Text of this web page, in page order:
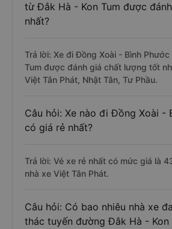
từ Đắk Hà - Kon Tum được
nhất?
Trả lời: Xe đi Đồng Xoài - Bình
Tum được đánh giá chất lượng tốt
Việt Tân Phát, Nhật Tân, Tư Phầu.
Câu hỏi: Xe nào đi Đồng Xoài -
có giá rẻ nhất?
Trả lời: Vé xe rẻ nhất có mức giá là
nhà xe Việt Tân Phát.
Câu hỏi: Có bao nhiêu nhà xe
thác tuyến đường Đắk Hà - Kon